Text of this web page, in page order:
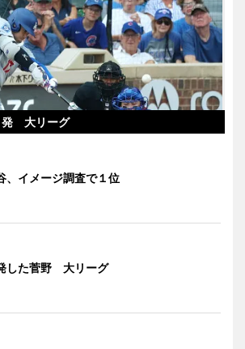
発 大リーグ
、イメージ調査で１位
した菅野 大リーグ